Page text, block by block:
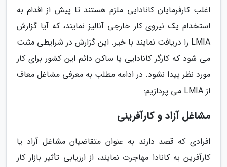
اغلب کارفرمایان کانادایی ملزم هستند تا پیش از اقدام به
استخدام یک نیروی کار خارجی آنالیز نمایند، که آیا گزارش
LMIA را دریافت نمایند با خیر. این گزارش در شرایطی مثبت
می شود که کارگر کانادایی یا ساکن دائم این کشور برای کار
مورد نظر پیدا نشود. در ادامه مطلب به معرفی مشاغل معاف
از LMIA می پردازیم:
مشاغل آزاد و کارآفرینی
افرادی که قصد دارند به عنوان متقاضیان مشاغل آزاد یا
کارآفرین به کانادا مهاجرت نمایند، از ارزیابی تأثیر بازار کار